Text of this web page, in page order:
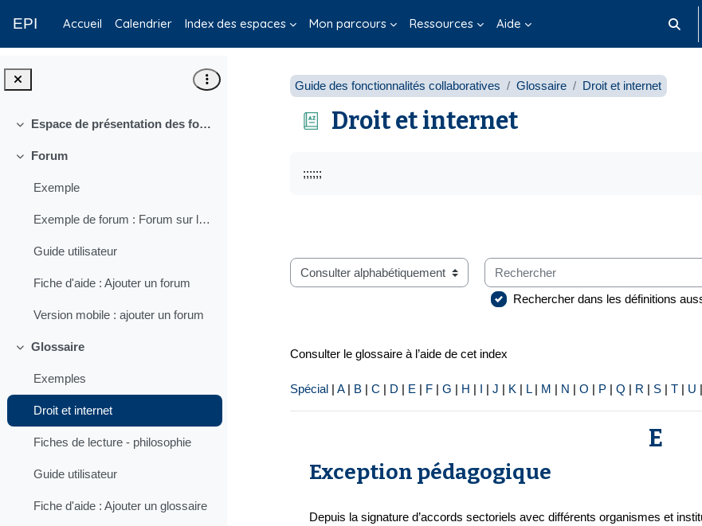
EPI Accueil Calendrier Index des espaces Mon parcours Ressources Aide
Replier
Espace de présentation des fonctionnalités collaboratives
Replier
Forum
Exemple
Exemple de forum : Forum sur les nouveaux EPI
Guide utilisateur
Fiche d'aide : Ajouter un forum
Version mobile : ajouter un forum
Replier
Glossaire
Exemples
Droit et internet
Fiches de lecture - philosophie
Guide utilisateur
Fiche d'aide : Ajouter un glossaire
Guide des fonctionnalités collaboratives
Glossaire Droit et internet
Droit et internet
;;;;;;
Consulter le glossaire à l’aide de cet index
Rechercher
Rechercher dans les définitions
Consulter le glossaire à l’aide de cet index
Spécial | A| B | C | D | E | F | G | H | I | J | K | L| M | N | O | P | Q | R | S | T | U |
E
Exception pédagogique
Depuis la signature d’accords sectoriels avec différents organismes et